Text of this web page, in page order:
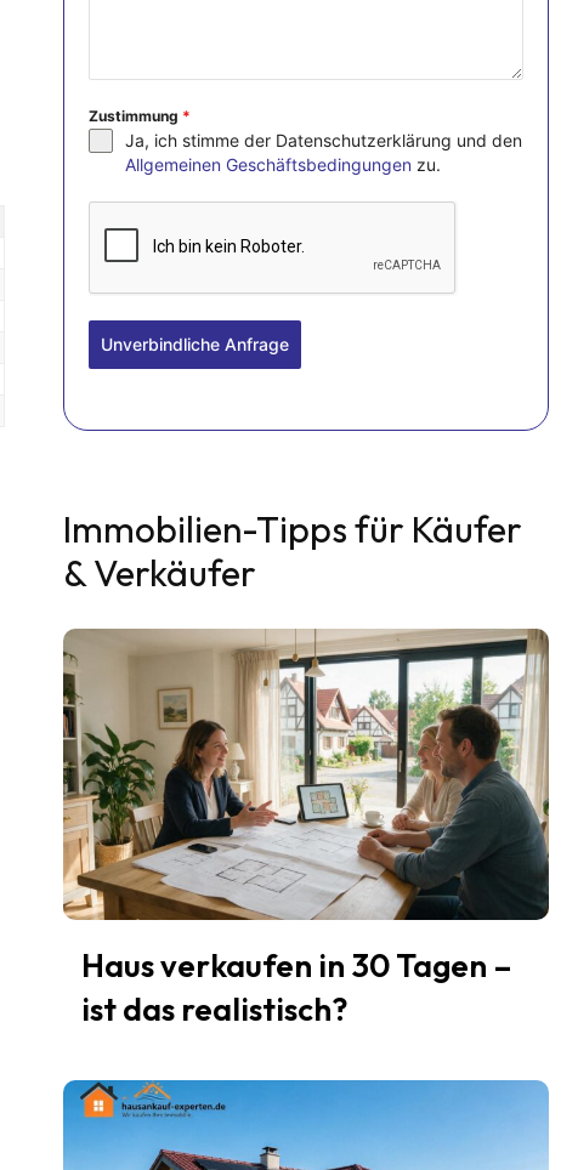
Zustimmung *
Ja, ich stimme der Datenschutzerklärung und den
Allgemeinen Geschäftsbedingungen zu.
Unverbindliche Anfrage
Immobilien-Tipps für Käufer
& Verkäufer
Haus verkaufen in 30 Tagen –
ist das realistisch?